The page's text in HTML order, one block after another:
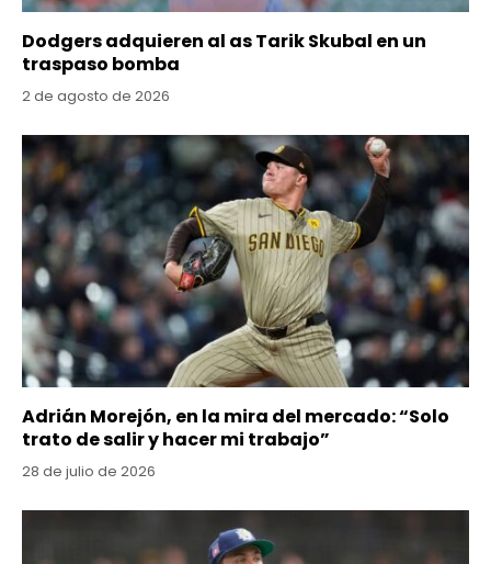
Dodgers adquieren al as Tarik Skubal en un
traspaso bomba
2 de agosto de 2026
Adrián Morejón, en la mira del mercado: “Solo
trato de salir y hacer mi trabajo”
28 de julio de 2026